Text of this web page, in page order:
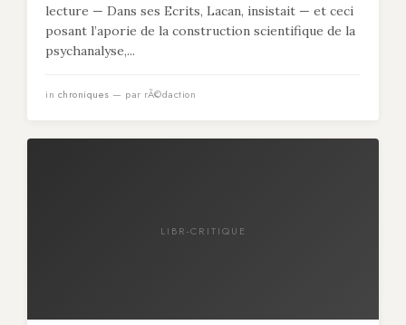
lecture — Dans ses Ecrits, Lacan, insistait — et ceci
posant l’aporie de la construction scientifique de la
psychanalyse,...
in chroniques — par rÃ©daction
LIBR-CRITIQUE